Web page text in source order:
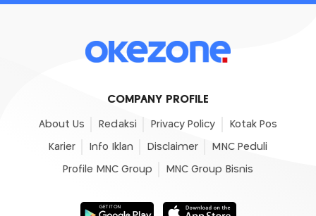
COMPANY PROFILE
About Us Redaksi Privacy Policy Kotak Pos
Karier Info Iklan Disclaimer MNC Peduli
Profile MNC Group MNC Group Bisnis